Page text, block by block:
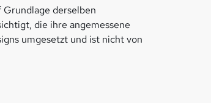
derselben
die ihre angemessene
umgesetzt und ist nicht von